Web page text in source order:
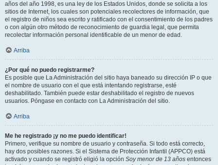
años del año 1998, es una ley de los Estados Unidos, donde se solicita a los
sitios de Internet, los cuales son potenciales recolectores de información, que
el registro de niños sea escrito y ratificado con el consentimiento de los padres
o con algún otro método de reconocimiento de guardia legal, que permita
recolectar información personal identificable de un menor de edad.
Arriba
¿Por qué no puedo registrarme?
Es posible que La Administración del sitio haya baneado su dirección IP o que
el nombre de usuario con el que está intentando registrarse, esté
deshabilitado. También puede estar deshabilitado el registro de nuevos
usuarios. Póngase en contacto con La Administración del sitio.
Arriba
Me he registrado ¡y no me puedo identificar!
Primero, verifique su nombre de usuario y contraseña. Si todo está correcto,
hay dos posibles razones. Si el Sistema de Protección Infantil (APPCO) está
activado y cuando se registró eligió la opción Soy menor de 13 años entonces